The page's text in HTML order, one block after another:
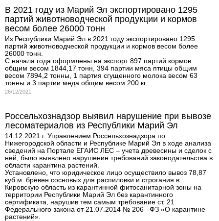
В 2021 году из Марий Эл экспортировано 1295
партий животноводческой продукции и кормов
весом более 26000 тонн
Из Республики Марий Эл в 2021 году экспортировано 1295
партий животноводческой продукции и кормов весом более
26000 тонн.
С начала года оформлены на экспорт 897 партий кормов
общим весом 1844,17 тонн, 394 партии мяса птицы общим
весом 7894,2 тонны, 1 партия сгущенного молока весом 63
тонны и 3 партии меда общим весом 200 кг.
26/12/2021
Россельхознадзор выявил нарушение при вывозе
лесоматериалов из Республики Марий Эл
14.12.2021 г. Управлением Россельхознадзора по
Нижегородской области и Республике Марий Эл в ходе анализа
сведений на Портале ЕГАИС ЛЕС – учета древесины и сделок с
ней, было выявлено нарушение требований законодательства в
области карантина растений.
Установлено, что юридическое лицо осуществило вывоз 78,87
куб.м. бревен сосновых для распиловки и строгания в
Кировскую область из карантинной фитосанитарной зоны на
территории Республики Марий Эл без карантинного
сертификата, нарушив тем самым требование ст. 21
Федерального закона от 21.07.2014 № 206 –ФЗ «О карантине
растений».